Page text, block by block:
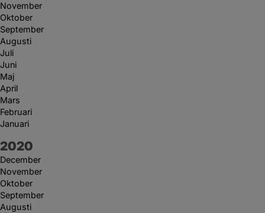
November
Oktober
September
Augusti
Juli
Juni
Maj
April
Mars
Februari
Januari
År:
2020
December
November
Oktober
September
Augusti